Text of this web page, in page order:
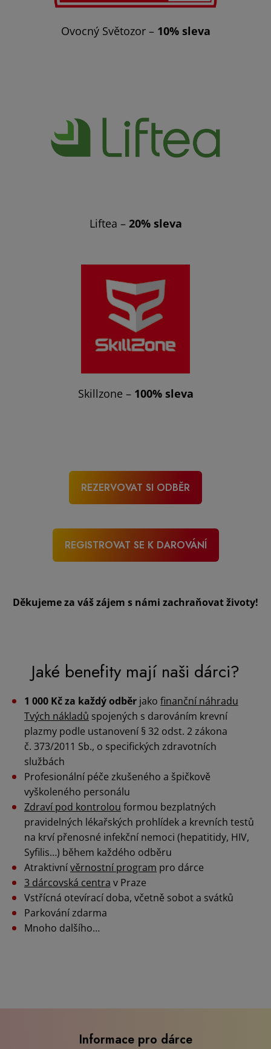
Ovocný Světozor – 10% sleva
Liftea – 20% sleva
Skillzone – 100% sleva
REZERVOVAT SI ODBĚR
REGISTROVAT SE K DAROVÁNÍ
Děkujeme za váš zájem s námi zachraňovat životy!
Jaké benefity mají naši dárci?
1 000 Kč za každý odběr jako finanční náhradu
Tvých nákladů spojených s darováním krevní
plazmy podle ustanovení § 32 odst. 2 zákona
č. 373/2011 Sb., o specifických zdravotních
službách
Profesionální péče zkušeného a špičkově
vyškoleného personálu
Zdraví pod kontrolou formou bezplatných
pravidelných lékařských prohlídek a krevních testů
na krví přenosné infekční nemoci (hepatitidy, HIV,
Syfilis…) během každého odběru
Atraktivnívěrnostní program pro dárce
3 dárcovská centra v Praze
Vstřícná otevírací doba, včetně sobot a svátků
Parkování zdarma
Mnoho dalšího…
Informace pro dárce